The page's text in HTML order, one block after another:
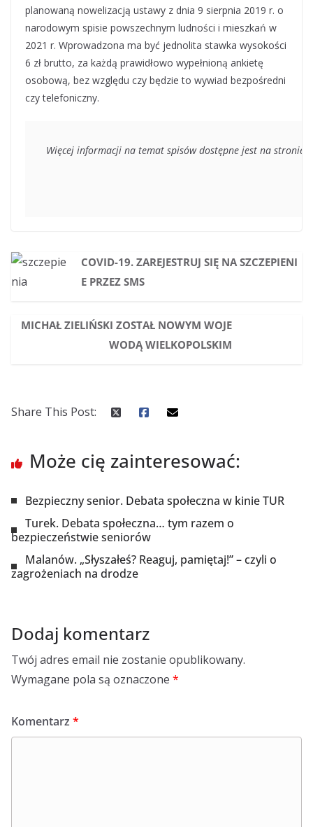
planowaną nowelizacją ustawy z dnia 9 sierpnia 2019 r. o
narodowym spisie powszechnym ludności i mieszkań w
2021 r. Wprowadzona ma być jednolita stawka wysokości
6 zł brutto, za każdą prawidłowo wypełnioną ankietę
osobową, bez względu czy będzie to wywiad bezpośredni
czy telefoniczny.
Więcej informacji na temat spisów dostępne jest na stronie
COVID-19. ZAREJESTRUJ SIĘ NA SZCZEPIENI
E PRZEZ SMS
MICHAŁ ZIELIŃSKI ZOSTAŁ NOWYM WOJE
WODĄ WIELKOPOLSKIM
Share This Post:
Może cię zainteresować:
Bezpieczny senior. Debata społeczna w kinie TUR
Turek. Debata społeczna… tym razem o
bezpieczeństwie seniorów
Malanów. „Słyszałeś? Reaguj, pamiętaj!” – czyli o
zagrożeniach na drodze
Dodaj komentarz
Twój adres email nie zostanie opublikowany.
Wymagane pola są oznaczone *
Komentarz *